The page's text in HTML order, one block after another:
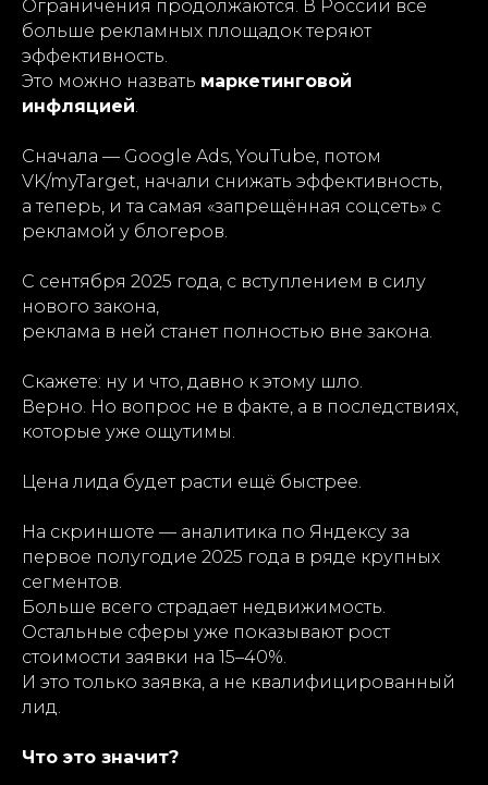
Ограничения продолжаются. В России всё
больше рекламных площадок теряют
эффективность.
Это можно назвать маркетинговой
инфляцией.
Сначала — Google Ads, YouTube, потом
VK/myTarget, начали снижать эффективность,
а теперь, и та самая «запрещённая соцсеть» с
рекламой у блогеров.
С сентября 2025 года, с вступлением в силу
нового закона,
реклама в ней станет полностью вне закона.
Скажете: ну и что, давно к этому шло.
Верно. Но вопрос не в факте, а в последствиях,
которые уже ощутимы.
Цена лида будет расти ещё быстрее.
На скриншоте — аналитика по Яндексу за
первое полугодие 2025 года в ряде крупных
сегментов.
Больше всего страдает недвижимость.
Остальные сферы уже показывают рост
стоимости заявки на 15–40%.
И это только заявка, а не квалифицированный
лид.
Что это значит?